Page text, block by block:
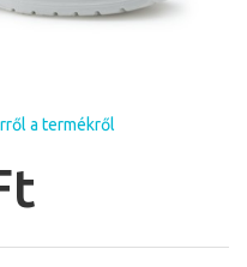
a termékről